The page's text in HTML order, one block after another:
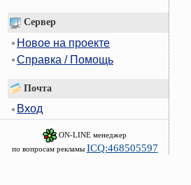
Сервер
Новое на проекте
Справка / Помощь
Почта
Вход
ON-LINE менеджер
по вопросам рекламы ICQ:468505597